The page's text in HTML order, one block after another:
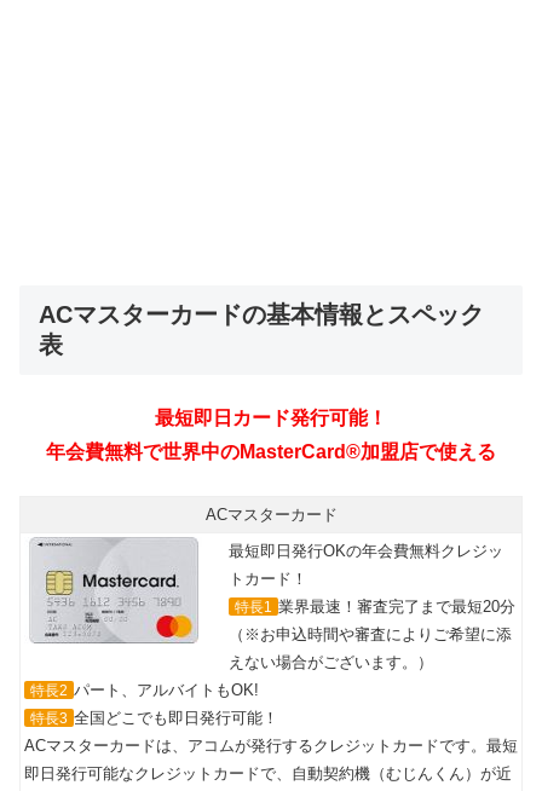
ACマスターカードの基本情報とスペック
表
ACマスターカード
最短即日発行OKの年会費無料クレジッ
トカード！
特長1 業界最速！審査完了まで最短20分
（※お申込時間や審査によりご希望に添
えない場合がございます。）
特長2 パート、アルバイトもOK!
特長3 全国どこでも即日発行可能！
ACマスターカードは、アコムが発行するクレジットカードです。最短
即日発行可能なクレジットカードで、自動契約機（むじんくん）が近